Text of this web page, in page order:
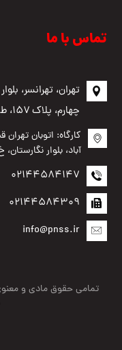
تماس با ما
تهران، تهرانسر،
چهارم، پلاک ۱۵۷، طبقه اول، واحد ۲
کارگاه: اتوبان
آباد، بلوار
02144584147
02144584309
info@pnss.ir
تمامی حقوق مادی و